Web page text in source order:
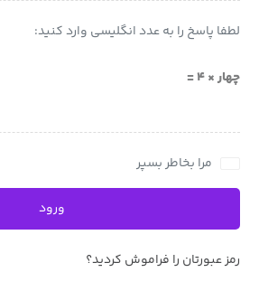
لطفا پاسخ را به عدد انگلیسی وارد کنید:
چهار × 4 =
مرا بخاطر بسپر
ورود
رمز عبورتان را فراموش کردید؟